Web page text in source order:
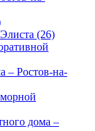
(26)
– Ростов-на-
дома –